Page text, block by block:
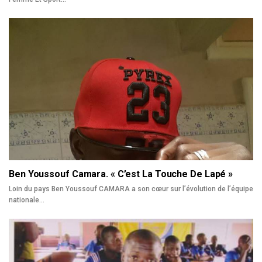
Ben Youssouf Camara. « C’est La Touche De Lapé »
Loin du pays Ben Youssouf CAMARA a son cœur sur l’évolution de l’équipe
nationale…